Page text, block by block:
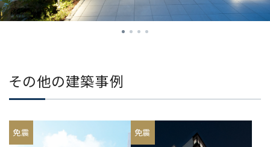
その他の建築事例
免震 免震